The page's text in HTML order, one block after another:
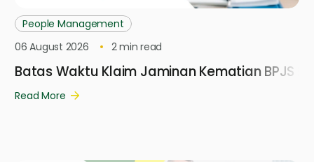
People Management
06 August 2026
2min read
Batas Waktu Klaim Jaminan Kematian BPJS
Read More